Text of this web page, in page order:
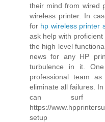
their mind from wired
wireless printer. In
for hp wireless printer
ask help with
the high level
news for any HP
turbulence in it.
professional team
eliminate all failures.
can surf
https://
setup